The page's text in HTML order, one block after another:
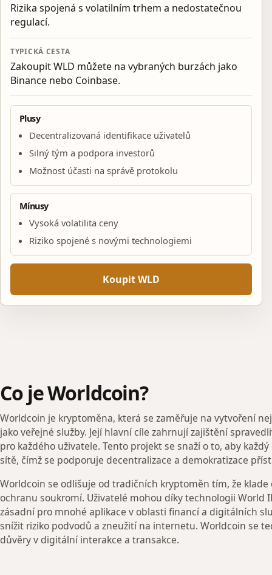
Rizika spojená s volatilním trhem a nedostatečnou
regulací.
TYPICKÁ CESTA
Zakoupit WLD můžete na vybraných burzách jako
Binance nebo Coinbase.
Plusy
Decentralizovaná identifikace uživatelů
Silný tým a podpora investorů
Možnost účasti na správě protokolu
Mínusy
Vysoká volatilita ceny
Riziko spojené s novými technologiemi
Koupit WLD
Co je Worldcoin?
Worldcoin je kryptoměna, která se zaměřuje na vytvoření
jako veřejné služby. Její hlavní cíle zahrnují zajištění
pro každého uživatele. Tento projekt se snaží o to, aby
sítě, čímž se podporuje decentralizace a demokratizace
Worldcoin se odlišuje od tradičních kryptoměn tím, že
ochranu soukromí. Uživatelé mohou díky technologii World
zásadní pro mnohé aplikace v oblasti financí a digitálních
snížit riziko podvodů a zneužití na internetu. Worldcoin se
důvěry v digitální interakce a transakce.